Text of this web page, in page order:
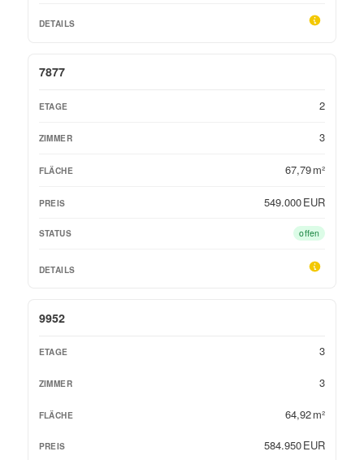
7877
2
3
67,79 m²
549.000 EUR
offen
9952
3
3
64,92 m²
584.950 EUR